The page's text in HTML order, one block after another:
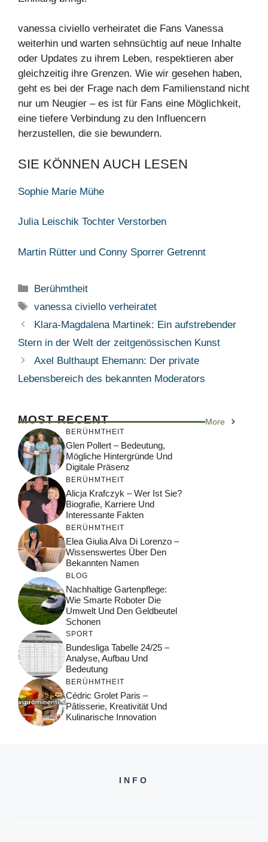
vanessa civiello verheiratet die Fans Vanessa
weiterhin und warten sehnsüchtig auf neue Inhalte
oder Updates zu ihrem Leben, respektieren aber
gleichzeitig ihre Grenzen. Wie wir gesehen haben,
geht es bei der Frage nach dem Familienstand nicht
nur um Neugier – es ist für Fans eine Möglichkeit,
eine tiefere Verbindung zu den Influencern
herzustellen, die sie bewundern.
SIE KÖNNEN AUCH LESEN
Sophie Marie Mühe
Julia Leischik Tochter Verstorben
Martin Rütter und Conny Sporrer Getrennt
Categories
Berühmtheit
Tags
vanessa civiello verheiratet
Klara-Magdalena Martinek: Ein aufstrebender
Stern in der Welt der zeitgenössischen Kunst
Axel Bulthaupt Ehemann: Der private
Lebensbereich des bekannten Moderators
MOST RECENT More
BERÜHMTHEIT
Glen Pollert – Bedeutung,
Mögliche Hintergründe Und
Digitale Präsenz
BERÜHMTHEIT
Alicja Krafczyk – Wer Ist Sie?
Biografie, Karriere Und
Interessante Fakten
BERÜHMTHEIT
Elea Giulia Alva Di Lorenzo –
Wissenswertes Über Den
Bekannten Namen
BLOG
Nachhaltige Gartenpflege:
Wie Smarte Roboter Die
Umwelt Und Den Geldbeutel
Schonen
SPORT
Bundesliga Tabelle 24/25 –
Analyse, Aufbau Und
Bedeutung
BERÜHMTHEIT
Cédric Grolet Paris –
Pâtisserie, Kreativität Und
Kulinarische Innovation
INFO